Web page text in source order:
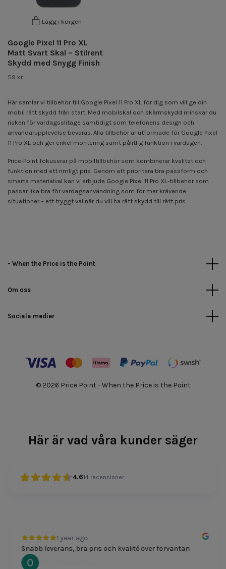
Lägg i korgen
Google Pixel 11 Pro XL
Matt Svart Skal – Stilrent
Skydd med Snygg Finish
59 kr
Här samlar vi tillbehör till Google Pixel 11 Pro XL för dig som vill ge din
mobil rätt skydd från start. Med mobilskal och skärmskydd minskar du
risken för vardagsslitage samtidigt som telefonens design och
användarupplevelse bevaras. Alla tillbehör är utformade för Google Pixel
11 Pro XL och ger enkel montering samt pålitlig funktion i vardagen.
Price-Point fokuserar på mobiltillbehör som kombinerar kvalitet och
funktion med ett rimligt pris. Genom att prioritera bra passform och
smarta materialval kan vi erbjuda Google Pixel 11 Pro XL-tillbehör som
passar lika bra för vardagsanvändning som för mer krävande
situationer – ett tryggt val när du vill ha rätt skydd till rätt pris.
- When the Price is the Point
Om oss
Sociala medier
© 2026 Price Point - When the Price is the Point
Här är vad våra kunder säger
4.614 recensioner
1 year ago
Snabb leverans, bra pris och kvalité över förväntan
Oscar Svensson